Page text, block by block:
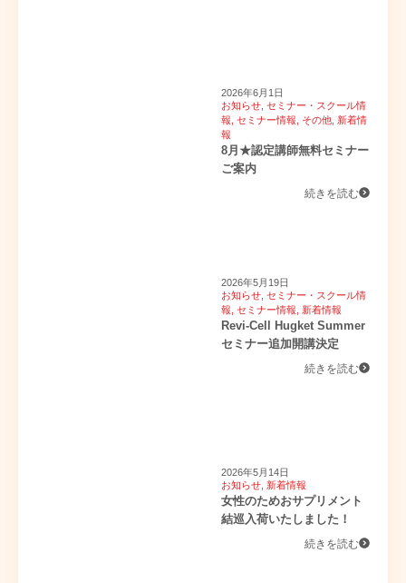
2026年6月1日
お知らせ セミナー・スクール情
報 セミナー情報 その他 新着情
報
8月★認定講師無料セミナー
ご案内
続きを読む
2026年5月19日
お知らせ セミナー・スクール情
報 セミナー情報 新着情報
Revi-Cell Hugket Summer
セミナー追加開講決定
続きを読む
2026年5月14日
お知らせ 新着情報
女性のためおサプリメント
結巡入荷いたしました！
続きを読む